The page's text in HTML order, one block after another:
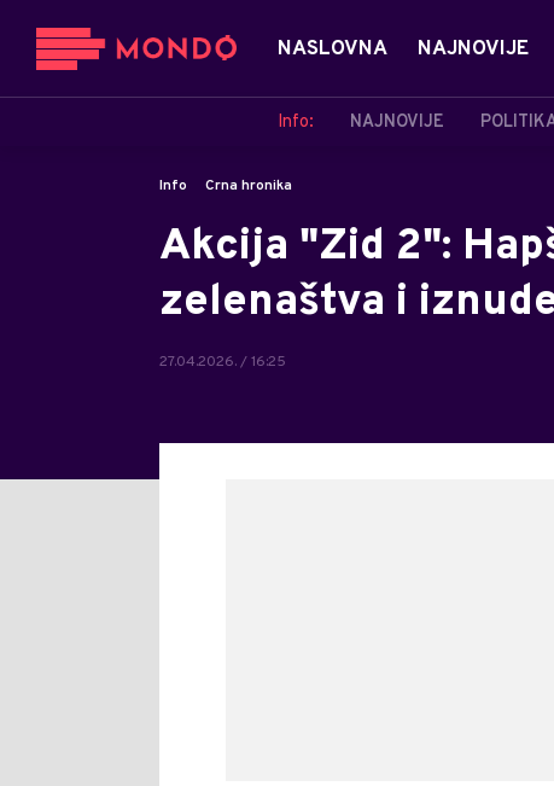
NASLOVNA NAJNOVIJE
Info: NAJNOVIJE
Info Crna hronika
Akcija "Zid 2":
zelenaštva i
27.04.2026. / 16:25